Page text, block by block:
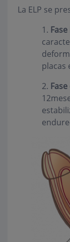
La ELP se
1.
placas
2.